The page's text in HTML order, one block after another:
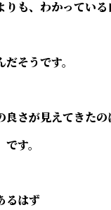
も、わかっている
そうです。
良さが見えてきたの
です。
るはず